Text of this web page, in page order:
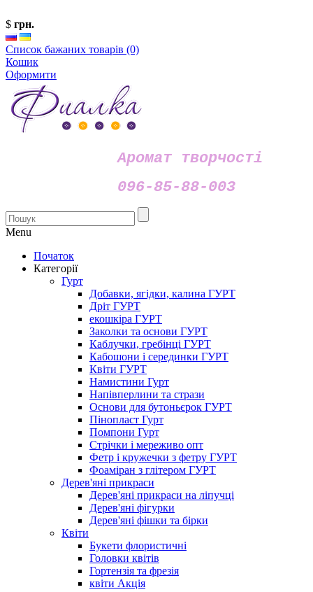
$ грн.
Список бажаних товарів (0)
Кошик
Оформити
Аромат творчості
096-85-88-003
Menu
Початок
Категорії
Гурт
Добавки, ягідки, калина ГУРТ
Дріт ГУРТ
екошкіра ГУРТ
Заколки та основи ГУРТ
Каблучки, гребінці ГУРТ
Кабошони і серединки ГУРТ
Квіти ГУРТ
Намистини Гурт
Напівперлини та стрази
Основи для бутоньєрок ГУРТ
Пінопласт Гурт
Помпони Гурт
Стрічки і мереживо опт
Фетр і кружечки з фетру ГУРТ
Фоаміран з глітером ГУРТ
Дерев'яні прикраси
Дерев'яні прикраси на ліпучці
Дерев'яні фігурки
Дерев'яні фішки та бірки
Квіти
Букети флористичні
Головки квітів
Гортензія та фрезія
квіти Акція